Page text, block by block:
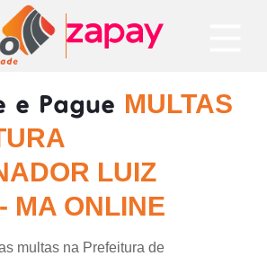
e Pague MULTAS
LUIZ
MA ONLINE
multas na Prefeitura de